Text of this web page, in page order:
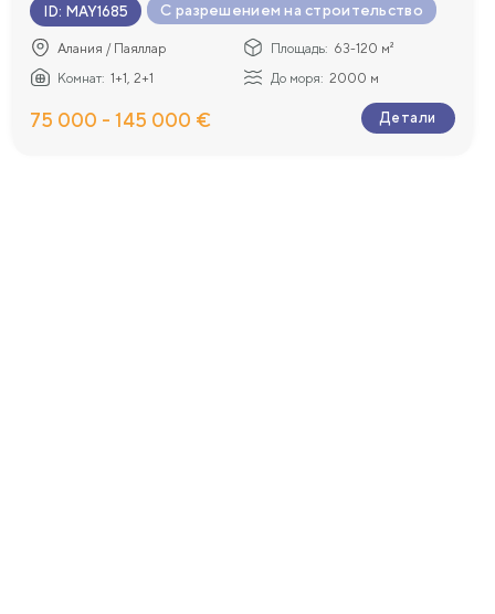
ID: MAY1685 С разрешением на строительство
Алания / Паяллар Площадь: 63-120 м²
Комнат: 1+1, 2+1 До моря: 2000 м
75 000 - 145 000 € Детали